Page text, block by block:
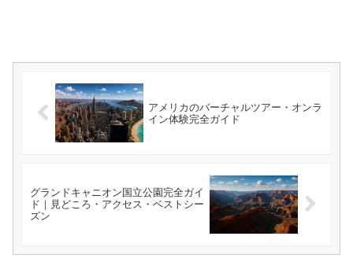
アメリカのバーチャルツアー・オンラ
イン体験完全ガイド
グランドキャニオン国立公園完全ガイ
ド｜見どころ・アクセス・ベストシー
ズン